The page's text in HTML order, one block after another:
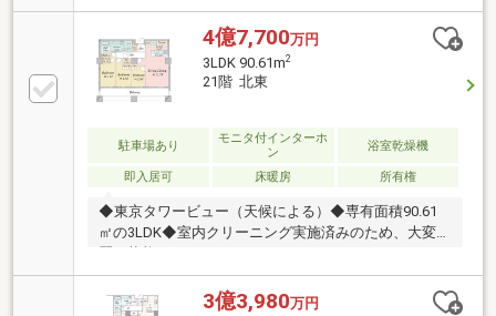
歩3分・都営大江戸線「赤羽橋」駅 徒歩6分。■24階
部分、専有面積95.97㎡の住まい。■全居室フローリン
グ仕様。■2面採光のLDは約15.5帖。■洗面化粧台は2ボ
ウルタイプ。■WICやSICなど収納充実。■コンシェル
ジュサービスあり。■24時間ゴミ出し可。■ペットと一
セブンイレブン港区三田1丁目店 徒歩1分(約80m)・
まいばすけっと東麻布2丁目店 徒歩5分(約350m)
4億7,700万円
3LDK 90.61m2
21階 北東
駐車場あり
モニタ付インターホ
ン
浴室乾燥機
即入居可 床暖房 所有権
◆東京タワービュー（天候による）◆専有面積90.61
㎡の3LDK◆室内クリーニング実施済みのため、大変綺
3億3,980万円